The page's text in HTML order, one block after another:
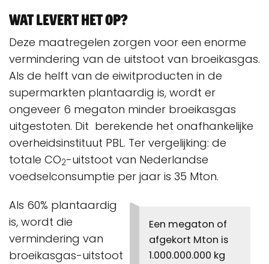
Wat levert het op?
Deze maatregelen zorgen voor een enorme
vermindering van de uitstoot van broeikasgas.
Als de helft van de eiwitproducten in de
supermarkten plantaardig is, wordt er
ongeveer 6 megaton minder broeikasgas
uitgestoten. Dit berekende het onafhankelijke
overheidsinstituut PBL. Ter vergelijking: de
totale CO2-uitstoot van Nederlandse
voedselconsumptie per jaar is 35 Mton.
Een megaton of
afgekort Mton is
1.000.000.000 kg
Als 60% plantaardig
is, wordt die
vermindering van
broeikasgas-uitstoot